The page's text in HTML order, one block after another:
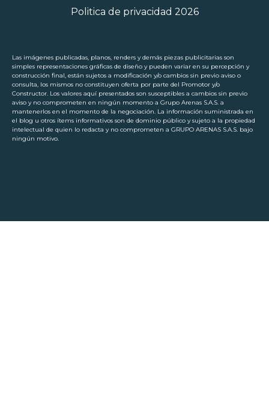
Politica de privacidad 2026
Las imágenes publicadas, planos, renders y demás piezas publicitarias son
simples representaciones gráficas de diseño y pueden variar en su percepción y
construcción final, están sujetos a modificación y/o cambios sin previo aviso o
consulta, los mismos no constituyen oferta por parte del Promotor y/o
Constructor. Los valores aquí presentados son susceptibles a cambios sin previo
aviso y no comprometen en ningún momento a Grupo Arenas S.A.S. a
mantenerlos en el momento de la negociación. La información suministrada en
el blog u otros ítems informativos son de dominio público y sujeto a la propiedad
intelectual de quien lo redacta y no comprometen a GRUPO ARENAS S.A.S. bajo
ningún motivo.